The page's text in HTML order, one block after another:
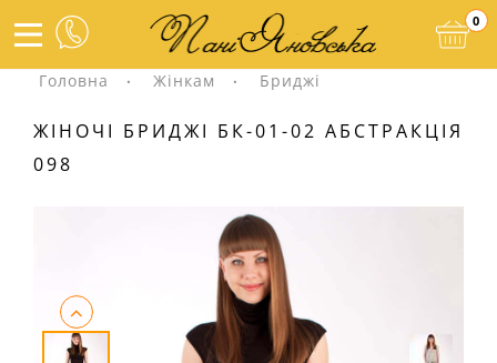
0
Головна Жінкам Бриджі
ЖІНОЧІ БРИДЖІ БК-01-02 АБСТРАКЦІЯ
098